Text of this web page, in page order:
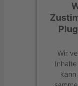
Wir